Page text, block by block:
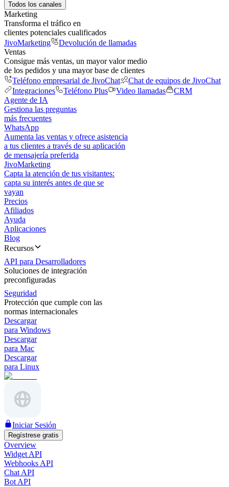
Todos los canales
Marketing
Transforma el tráfico en
clientes potenciales cualificados
JivoMarketing
Devolución de llamadas
Ventas
Consigue más ventas, un mayor valor medio
de los pedidos y una mayor base de clientes
Teléfono empresarial de JivoChat
Chat de equipos de JivoChat
Integraciones
Teléfono Plus Video llamadas
CRM
Agente de IA
Gestiona las preguntas
más frecuentes
WhatsApp
Aumenta las ventas y ofrece asistencia
a tus clientes a través de su aplicación
de mensajería preferida
JivoMarketing
Capta la atención de tus visitantes:
capta su interés antes de que se
vayan
Precios
Afiliados
Ayuda
Aplicaciones
Blog
Recursos
API para Desarrolladores
Soluciones de integración
preconfiguradas
Seguridad
Protección que cumple con las
normas internacionales
Descargar
para Windows
Descargar
para Mac
Descargar
para Linux
Iniciar Sesión
Regístrese gratis
Overview
Widget API
Webhooks API
Chat API
Bot API